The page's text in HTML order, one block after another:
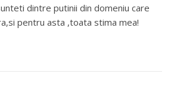
dintre putinii din domeniu care
pentru asta ,toata stima mea!